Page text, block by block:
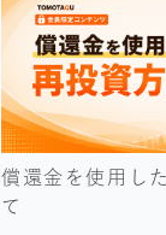
償還金を使用し
て